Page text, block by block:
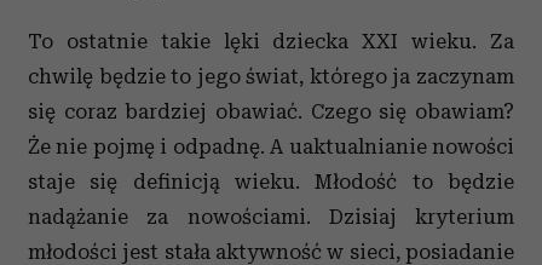
To ostatnie takie lęki dziecka XXI wieku. Za
chwilę będzie to jego świat, którego ja zaczynam
się coraz bardziej obawiać. Czego się obawiam?
Że nie pojmę i odpadnę. A uaktualnianie nowości
staje się definicją wieku. Młodość to będzie
nadążanie za nowościami. Dzisiaj kryterium
młodości jest stała aktywność w sieci, posiadanie